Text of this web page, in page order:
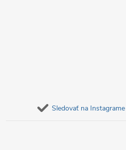
Sledovať na Instagrame